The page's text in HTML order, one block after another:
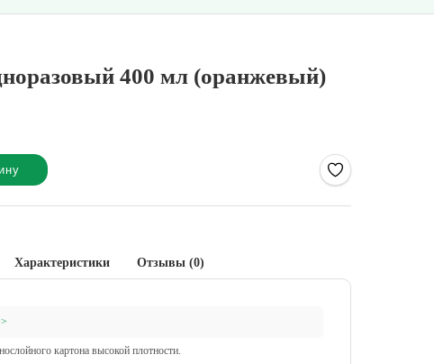
400 мл (оранжевый)
Характеристики Отзывы (0)
картона высокой плотности.